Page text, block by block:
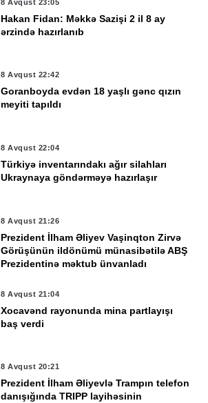
8 Avqust 23:05
Hakan Fidan: Məkkə Sazişi 2 il 8 ay
ərzində hazırlanıb
8 Avqust 22:42
Goranboyda evdən 18 yaşlı gənc qızın
meyiti tapıldı
8 Avqust 22:04
Türkiyə inventarındakı ağır silahları
Ukraynaya göndərməyə hazırlaşır
8 Avqust 21:26
Prezident İlham Əliyev Vaşinqton Zirvə
Görüşünün ildönümü münasibətilə ABŞ
Prezidentinə məktub ünvanladı
8 Avqust 21:04
Xocavənd rayonunda mina partlayışı
baş verdi
8 Avqust 20:21
Prezident İlham Əliyevlə Trampın telefon
danışığında TRIPP layihəsinin